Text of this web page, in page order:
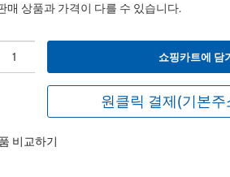
매 상품과 가격이 다를 수 있습니다.
쇼핑카트에 담
원클릭 결제(기본
비교하기